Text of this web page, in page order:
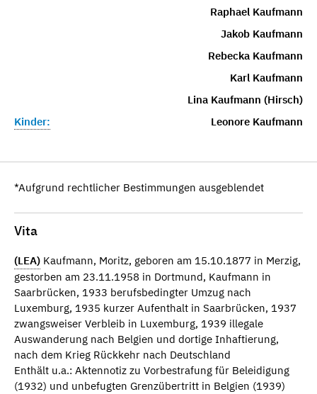
Raphael Kaufmann
Jakob Kaufmann
Rebecka Kaufmann
Karl Kaufmann
Lina Kaufmann (Hirsch)
Kinder:
Leonore Kaufmann
*Aufgrund rechtlicher Bestimmungen ausgeblendet
Vita
(LEA) Kaufmann, Moritz, geboren am 15.10.1877 in Merzig,
gestorben am 23.11.1958 in Dortmund, Kaufmann in
Saarbrücken, 1933 berufsbedingter Umzug nach
Luxemburg, 1935 kurzer Aufenthalt in Saarbrücken, 1937
zwangsweiser Verbleib in Luxemburg, 1939 illegale
Auswanderung nach Belgien und dortige Inhaftierung,
nach dem Krieg Rückkehr nach Deutschland
Enthält u.a.: Aktennotiz zu Vorbestrafung für Beleidigung
(1932) und unbefugten Grenzübertritt in Belgien (1939)